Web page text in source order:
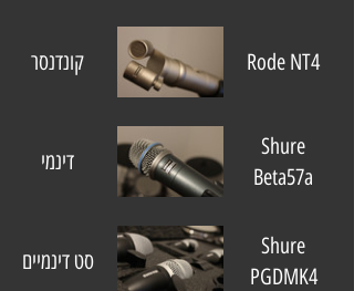
קונדנסר Rode NT4
דינמי
Shure
Beta57a
סט דינמיים
Shure
PGDMK4